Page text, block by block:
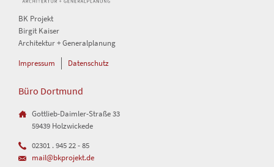
BK Projekt
Birgit Kaiser
Architektur + Generalplanung
Navigation
Impressum Datenschutz
Büro Dortmund
Gottlieb-Daimler-Straße 33
59439 Holzwickede
02301 . 945 22 - 85
mail@bkprojekt.de